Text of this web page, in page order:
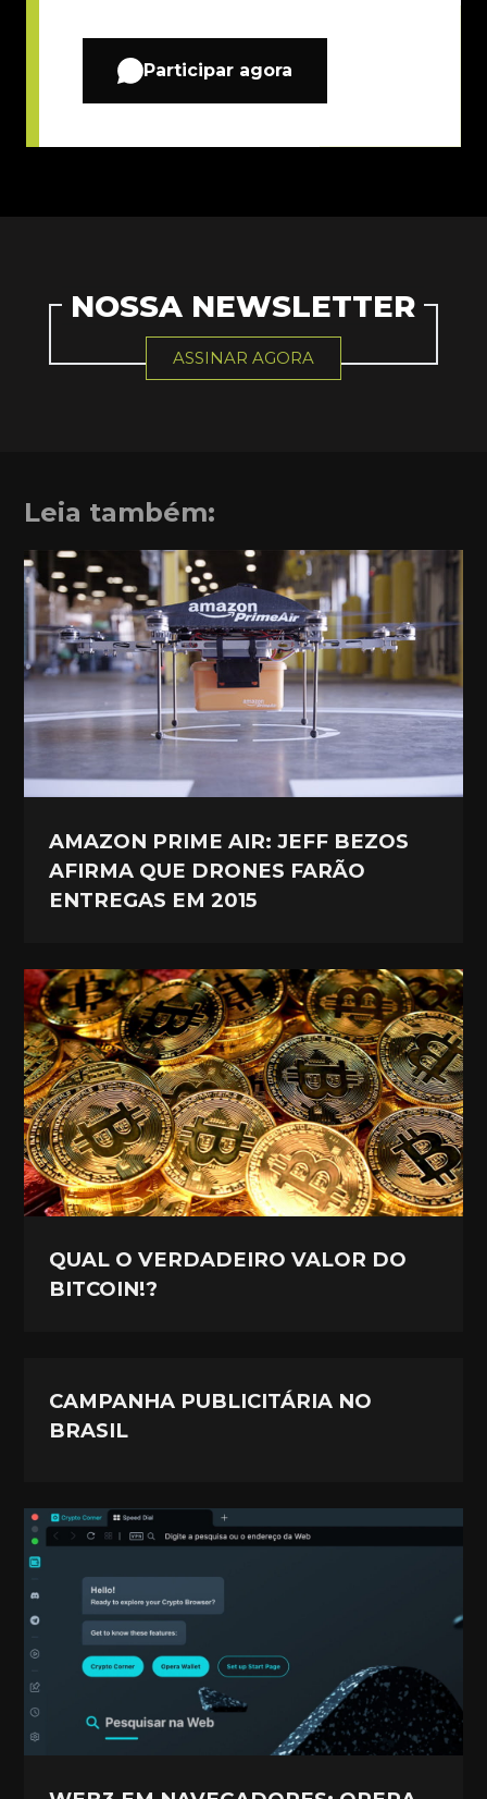
Participar agora
NOSSA NEWSLETTER
ASSINAR AGORA
Leia também:
AMAZON PRIME AIR: JEFF BEZOS
AFIRMA QUE DRONES FARÃO
ENTREGAS EM 2015
QUAL O VERDADEIRO VALOR DO
BITCOIN!?
CAMPANHA PUBLICITÁRIA NO
BRASIL